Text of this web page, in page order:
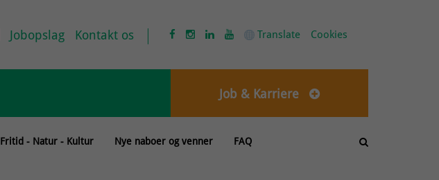
    Translate Cookies
Jobopslag Kontakt os

Fritid - Natur - Kultur Nye naboer og venner FAQ
Job & Karriere